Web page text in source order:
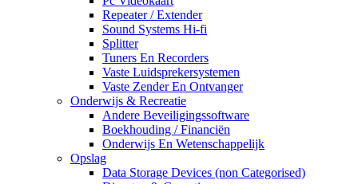
Repeater / Extender
Sound Systems Hi-fi
Splitter
Tuners En Recorders
Vaste Luidsprekersystemen
Vaste Zender En Ontvanger
Onderwijs & Recreatie
Andere Beveiligingssoftware
Boekhouding / Financiën
Onderwijs En Wetenschappelijk
Opslag
Data Storage Devices (non Categorised)